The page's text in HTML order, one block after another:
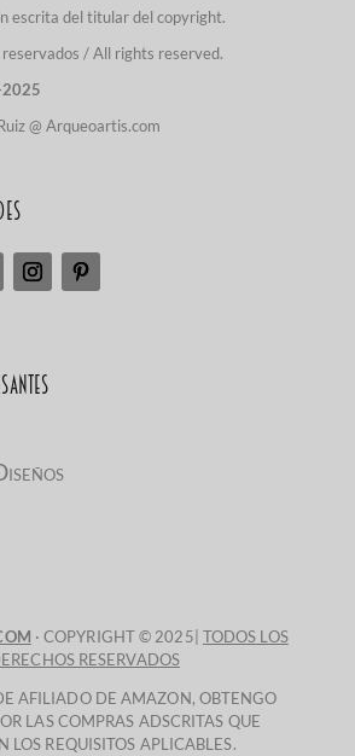
escrita del titular del copyright.
reservados / All rights reserved.
@ Arqueoartis.com
· COPYRIGHT © 2025| TODOS LOS
RESERVADOS
AFILIADO DE AMAZON, OBTENGO
LAS COMPRAS ADSCRITAS QUE
LOS REQUISITOS APLICABLES.